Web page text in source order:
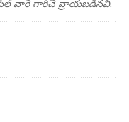
వారే గారిచే వ్రాయబడినవి.